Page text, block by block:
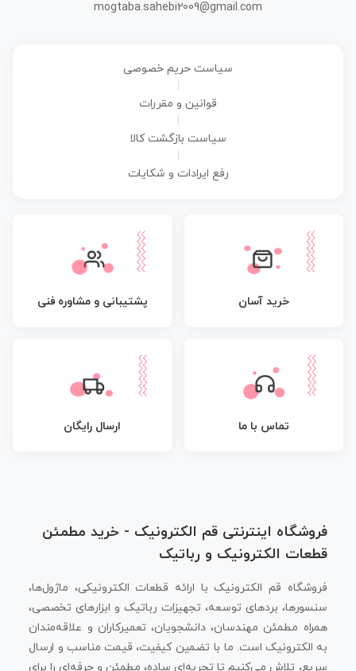
mogtaba.sahebi2009@gmail.com
سیاست حریم خصوصی
قوانین و مقررات
سیاست بازگشت کالا
رفع ایرادات و شکایات
خرید آسان پشتیبانی و مشاوره فنی
تماس با ما ارسال رایگان
فروشگاه اینترنتی قم الکترونیک - خرید مطمئن
قطعات الکترونیک و رباتیک
فروشگاه قم الکترونیک با ارائه قطعات الکترونیکی، ماژول‌ها،
سنسورها، بردهای توسعه، تجهیزات رباتیک و ابزارهای تخصصی،
همراه مطمئن مهندسان، دانشجویان، تعمیرکاران و علاقه‌مندان
به الکترونیک است. ما با تضمین کیفیت، قیمت مناسب و ارسال
سریع، تلاش می‌کنیم تا تجربه‌ای ساده، مطمئن و حرفه‌ای را برای